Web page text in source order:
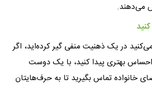
می‌دهند.
در یک ذهنیت منفی گیر کرده‌اید، اگر
بهتری پیدا کنید، با یک دوست
خانواده تماس بگیرید تا به حرف‌هایتان